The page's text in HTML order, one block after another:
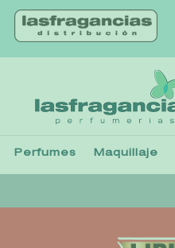
Perfumes Maquillaje